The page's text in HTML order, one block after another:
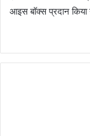
आइस बॉक्स प्रदान किया